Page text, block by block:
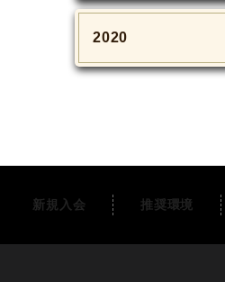
2020
新規入会 推奨環境